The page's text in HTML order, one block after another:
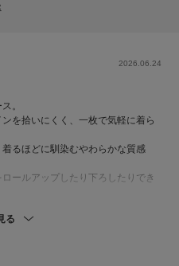
2026.06.24
。
を拾いにくく、一枚で気軽に着ら
るほどに馴染むやわらかな質感
ールアップしたり下ろしたりでき
る